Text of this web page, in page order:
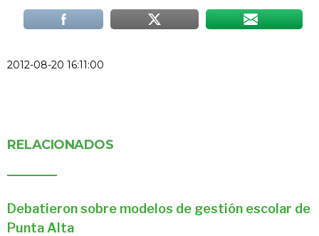
2012-08-20 16:11:00
RELACIONADOS
Debatieron sobre modelos de gestión escolar de
Punta Alta